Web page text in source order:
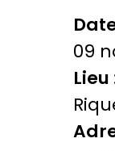
09
Lieu